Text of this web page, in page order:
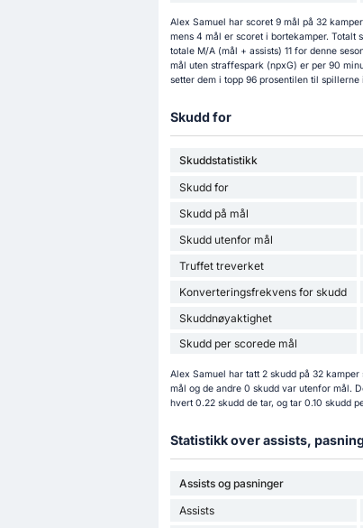
Alex Samuel har scoret 9 mål på 32
mens 4 mål er scoret i bortekamper. Totalt
totale M/A (mål + assists) 11 for denne
mål uten straffespark (npxG) er per 90
setter dem i topp 96 prosentilen til spillerne
Skudd for
Skuddstatistikk
Skudd for
Skudd på mål
Skudd utenfor mål
Truffet treverket
Konverteringsfrekvens for skudd
Skuddnøyaktighet
Skudd per scorede mål
Alex Samuel har tatt 2 skudd på 32
mål og de andre 0 skudd var utenfor mål.
hvert 0.22 skudd de tar, og tar 0.10 skudd
Statistikk over assists,
Assists og pasninger
Assists